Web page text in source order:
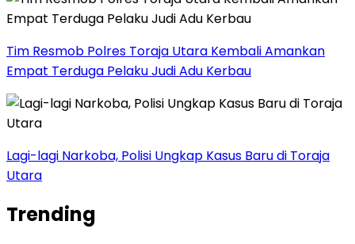
Tim Resmob Polres Toraja Utara Kembali Amankan
Empat Terduga Pelaku Judi Adu Kerbau
Lagi-lagi Narkoba, Polisi Ungkap Kasus Baru di Toraja
Utara
Trending